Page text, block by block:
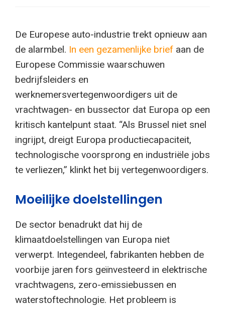
De Europese auto-industrie trekt opnieuw aan
de alarmbel. In een gezamenlijke brief aan de
Europese Commissie waarschuwen
bedrijfsleiders en
werknemersvertegenwoordigers uit de
vrachtwagen- en bussector dat Europa op een
kritisch kantelpunt staat. “Als Brussel niet snel
ingrijpt, dreigt Europa productiecapaciteit,
technologische voorsprong en industriële jobs
te verliezen,” klinkt het bij vertegenwoordigers.
Moeilijke doelstellingen
De sector benadrukt dat hij de
klimaatdoelstellingen van Europa niet
verwerpt. Integendeel, fabrikanten hebben de
voorbije jaren fors geïnvesteerd in elektrische
vrachtwagens, zero-emissiebussen en
waterstoftechnologie. Het probleem is